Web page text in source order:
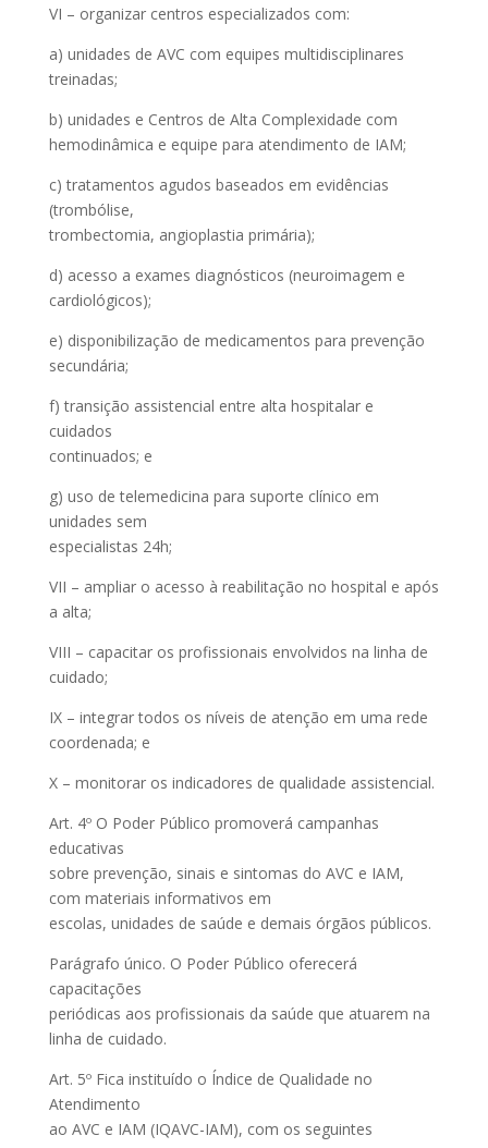
VI – organizar centros especializados com:
a) unidades de AVC com equipes multidisciplinares
treinadas;
b) unidades e Centros de Alta Complexidade com
hemodinâmica e equipe para atendimento de IAM;
c) tratamentos agudos baseados em evidências
(trombólise,
trombectomia, angioplastia primária);
d) acesso a exames diagnósticos (neuroimagem e
cardiológicos);
e) disponibilização de medicamentos para prevenção
secundária;
f) transição assistencial entre alta hospitalar e
cuidados
continuados; e
g) uso de telemedicina para suporte clínico em
unidades sem
especialistas 24h;
VII – ampliar o acesso à reabilitação no hospital e após
a alta;
VIII – capacitar os profissionais envolvidos na linha de
cuidado;
IX – integrar todos os níveis de atenção em uma rede
coordenada; e
X – monitorar os indicadores de qualidade assistencial.
Art. 4º O Poder Público promoverá campanhas
educativas
sobre prevenção, sinais e sintomas do AVC e IAM,
com materiais informativos em
escolas, unidades de saúde e demais órgãos públicos.
Parágrafo único. O Poder Público oferecerá
capacitações
periódicas aos profissionais da saúde que atuarem na
linha de cuidado.
Art. 5º Fica instituído o Índice de Qualidade no
Atendimento
ao AVC e IAM (IQAVC-IAM), com os seguintes